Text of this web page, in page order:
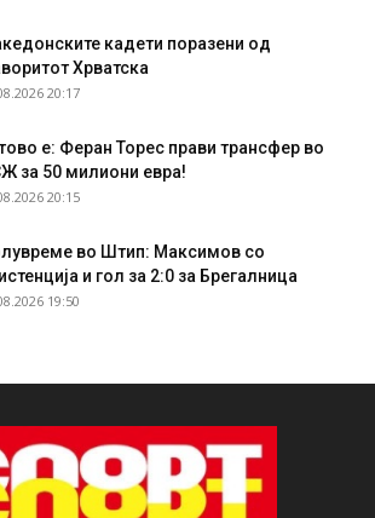
кадети поразени од
Хрватска
20:17
е: Феран Торес прави трансфер во
за 50 милиони евра!
20:15
во Штип: Максимов со
и гол за 2:0 за Брегалница
19:50